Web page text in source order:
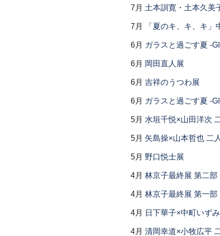
7月 土本訓寛・土本久美
7月 「夏のキ、キ、キ
6月 ガラスと過ごす夏 -
6月 岡田直人展
6月 吉祥のうつわ展
6月 ガラスと過ごす夏 -
5月 水垣千悦×山田洋次
5月 矢島操×山本哲也 二
5月 野口悦士展
4月 林京子最終展 第二
4月 林京子最終展 第一
4月 日下華子×中町いず
4月 清岡幸道×小牧広平